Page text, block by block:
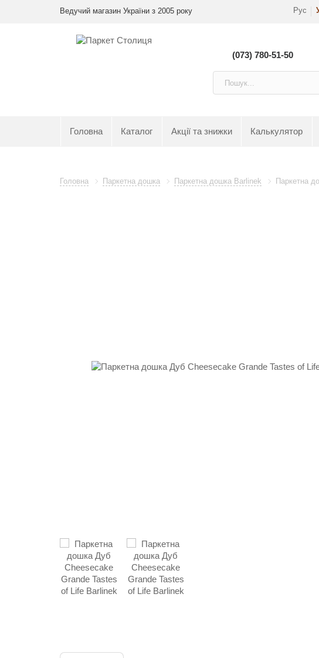
Ведучий магазин України з 2005 року Рус
(073) 780-51-50
Головна Каталог Акції та знижки Калькулятор
Головна Паркетна дошка Паркетна дошка Barlinek Паркетна